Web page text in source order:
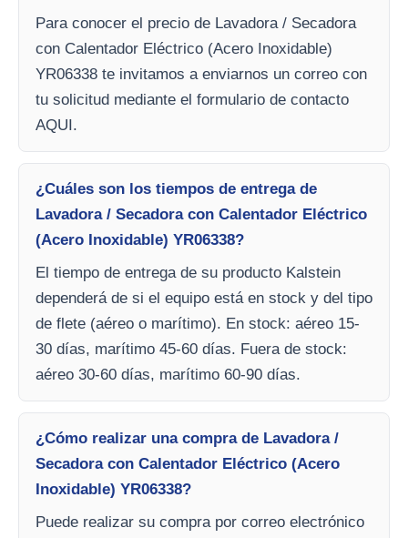
Para conocer el precio de Lavadora / Secadora
con Calentador Eléctrico (Acero Inoxidable)
YR06338 te invitamos a enviarnos un correo con
tu solicitud mediante el formulario de contacto
AQUI.
¿Cuáles son los tiempos de entrega de
Lavadora / Secadora con Calentador Eléctrico
(Acero Inoxidable) YR06338?
El tiempo de entrega de su producto Kalstein
dependerá de si el equipo está en stock y del tipo
de flete (aéreo o marítimo). En stock: aéreo 15-
30 días, marítimo 45-60 días. Fuera de stock:
aéreo 30-60 días, marítimo 60-90 días.
¿Cómo realizar una compra de Lavadora /
Secadora con Calentador Eléctrico (Acero
Inoxidable) YR06338?
Puede realizar su compra por correo electrónico